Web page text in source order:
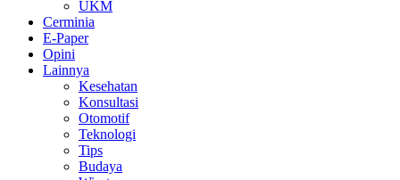
UKM
Cerminia
E-Paper
Opini
Lainnya
Kesehatan
Konsultasi
Otomotif
Teknologi
Tips
Budaya